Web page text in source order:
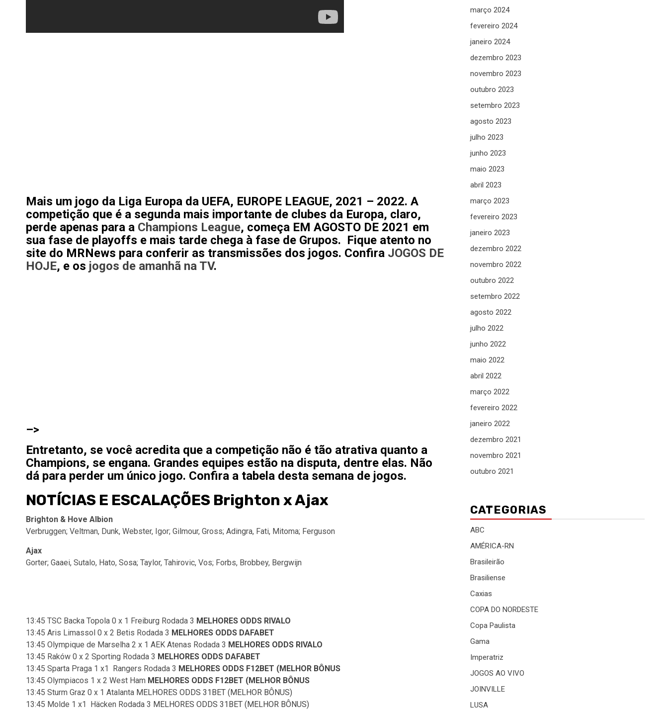
Mais um jogo da Liga Europa da UEFA, EUROPE LEAGUE, 2021 – 2022. A
competição que é a segunda mais importante de clubes da Europa, claro,
perde apenas para a Champions League, começa EM AGOSTO DE 2021 em
sua fase de playoffs e mais tarde chega à fase de Grupos. Fique atento no
site do MRNews para conferir as transmissões dos jogos. Confira JOGOS DE
HOJE, e os jogos de amanhã na TV.
–>
Entretanto, se você acredita que a competição não é tão atrativa quanto a
Champions, se engana. Grandes equipes estão na disputa, dentre elas. Não
dá para perder um único jogo. Confira a tabela desta semana de jogos.
NOTÍCIAS E ESCALAÇÕES Brighton x Ajax
Brighton & Hove Albion
Verbruggen; Veltman, Dunk, Webster, Igor; Gilmour, Gross; Adingra, Fati, Mitoma; Ferguson
Ajax
Gorter; Gaaei, Sutalo, Hato, Sosa; Taylor, Tahirovic, Vos; Forbs, Brobbey, Bergwijn
13:45 TSC Backa Topola 0 x 1 Freiburg Rodada 3 MELHORES ODDS RIVALO
13:45 Aris Limassol 0 x 2 Betis Rodada 3 MELHORES ODDS DAFABET
13:45 Olympique de Marselha 2 x 1 AEK Atenas Rodada 3 MELHORES ODDS RIVALO
13:45 Raków 0 x 2 Sporting Rodada 3 MELHORES ODDS DAFABET
13:45 Sparta Praga 1 x1 Rangers Rodada 3 MELHORES ODDS F12BET (MELHOR BÔNUS
13:45 Olympiacos 1 x 2 West Ham MELHORES ODDS F12BET (MELHOR BÔNUS
13:45 Sturm Graz 0 x 1 Atalanta MELHORES ODDS 31BET (MELHOR BÔNUS)
13:45 Molde 1 x1 Häcken Rodada 3 MELHORES ODDS 31BET (MELHOR BÔNUS)
março 2024
fevereiro 2024
janeiro 2024
dezembro 2023
novembro 2023
outubro 2023
setembro 2023
agosto 2023
julho 2023
junho 2023
maio 2023
abril 2023
março 2023
fevereiro 2023
janeiro 2023
dezembro 2022
novembro 2022
outubro 2022
setembro 2022
agosto 2022
julho 2022
junho 2022
maio 2022
abril 2022
março 2022
fevereiro 2022
janeiro 2022
dezembro 2021
novembro 2021
outubro 2021
CATEGORIAS
ABC
AMÉRICA-RN
Brasileirão
Brasiliense
Caxias
COPA DO NORDESTE
Copa Paulista
Gama
Imperatriz
JOGOS AO VIVO
JOINVILLE
LUSA